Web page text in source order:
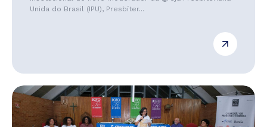
Unida do Brasil (IPU), Presbíter...